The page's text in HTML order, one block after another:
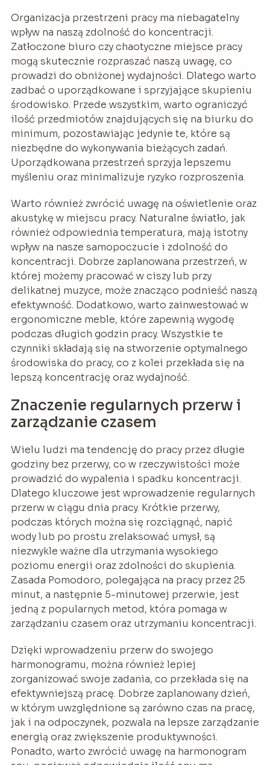
Organizacja przestrzeni pracy ma niebagatelny
wpływ na naszą zdolność do koncentracji.
Zatłoczone biuro czy chaotyczne miejsce pracy
mogą skutecznie rozpraszać naszą uwagę, co
prowadzi do obniżonej wydajności. Dlatego warto
zadbać o uporządkowane i sprzyjające skupieniu
środowisko. Przede wszystkim, warto ograniczyć
ilość przedmiotów znajdujących się na biurku do
minimum, pozostawiając jedynie te, które są
niezbędne do wykonywania bieżących zadań.
Uporządkowana przestrzeń sprzyja lepszemu
myśleniu oraz minimalizuje ryzyko rozproszenia.
Warto również zwrócić uwagę na oświetlenie oraz
akustykę w miejscu pracy. Naturalne światło, jak
również odpowiednia temperatura, mają istotny
wpływ na nasze samopoczucie i zdolność do
koncentracji. Dobrze zaplanowana przestrzeń, w
której możemy pracować w ciszy lub przy
delikatnej muzyce, może znacząco podnieść naszą
efektywność. Dodatkowo, warto zainwestować w
ergonomiczne meble, które zapewnią wygodę
podczas długich godzin pracy. Wszystkie te
czynniki składają się na stworzenie optymalnego
środowiska do pracy, co z kolei przekłada się na
lepszą koncentrację oraz wydajność.
Znaczenie regularnych przerw i
zarządzanie czasem
Wielu ludzi ma tendencję do pracy przez długie
godziny bez przerwy, co w rzeczywistości może
prowadzić do wypalenia i spadku koncentracji.
Dlatego kluczowe jest wprowadzenie regularnych
przerw w ciągu dnia pracy. Krótkie przerwy,
podczas których można się rozciągnąć, napić
wody lub po prostu zrelaksować umysł, są
niezwykle ważne dla utrzymania wysokiego
poziomu energii oraz zdolności do skupienia.
Zasada Pomodoro, polegająca na pracy przez 25
minut, a następnie 5-minutowej przerwie, jest
jedną z popularnych metod, która pomaga w
zarządzaniu czasem oraz utrzymaniu koncentracji.
Dzięki wprowadzeniu przerw do swojego
harmonogramu, można również lepiej
zorganizować swoje zadania, co przekłada się na
efektywniejszą pracę. Dobrze zaplanowany dzień,
w którym uwzględnione są zarówno czas na pracę,
jak i na odpoczynek, pozwala na lepsze zarządzanie
energią oraz zwiększenie produktywności.
Ponadto, warto zwrócić uwagę na harmonogram